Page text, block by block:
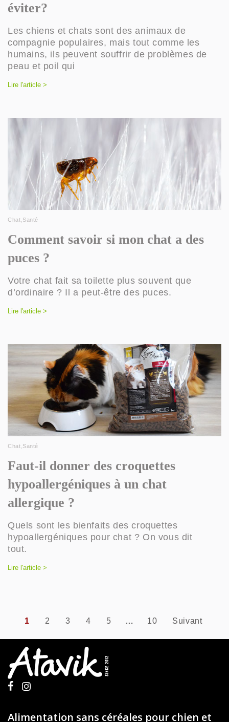
éviter?
Les chiens et chats sont des animaux de
compagnie populaires, mais tout comme les
humains, ils peuvent souffrir de problèmes de
peau et poil qui
Lire l'article >
Chat Santé
Comment savoir si mon chat a des
puces ?
Votre chat fait sa toilette plus souvent que
d’ordinaire ? Il a peut-être des puces.
Lire l'article >
Chat Santé
Faut-il donner des croquettes
hypoallergéniques à un chat
allergique ?
Quels sont les bienfaits des croquettes
hypoallergéniques pour chat ? On vous dit
tout.
Lire l'article >
1 2 3 4 5 … 10 Suivant
Alimentation sans céréales pour chien et